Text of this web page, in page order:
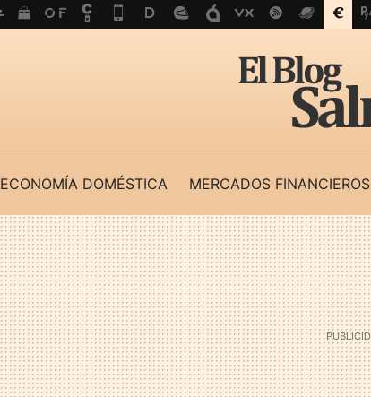
ECONOMÍA DOMÉSTICA MERCADOS FINANCIEROS